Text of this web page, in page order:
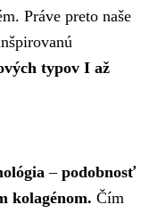
Práve preto naše
typov I až
–podobnosť
kolagénom. Čím